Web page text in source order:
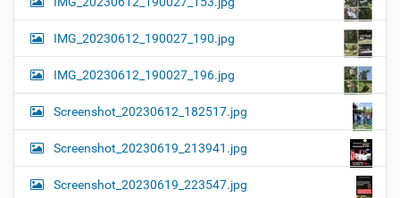
IMG_20230612_190027_190.jpg
IMG_20230612_190027_196.jpg
Screenshot_20230612_182517.jpg
Screenshot_20230619_213941.jpg
Screenshot_20230619_223547.jpg